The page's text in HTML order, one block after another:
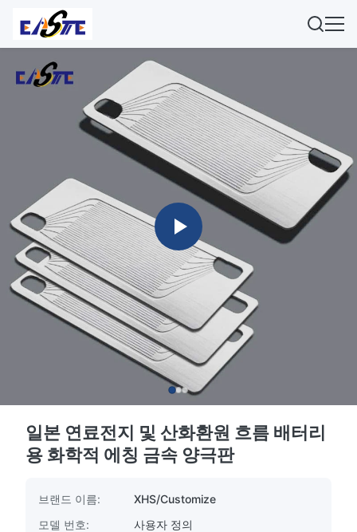
일본 연료전지 및 산화환원 흐름 배터리
용 화학적 에칭 금속 양극판
브랜드 이름:
XHS/Customize
모델 번호:
사용자 정의